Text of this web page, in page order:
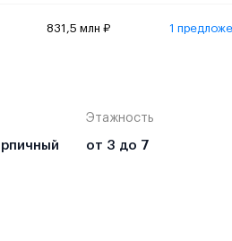
831,5 млн ₽ 1
Этажность
от 3 до 7